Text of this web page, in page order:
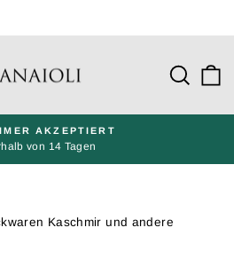
Präsentation
AKZEPTIERT
von 14 Tagen
Kaschmir und andere